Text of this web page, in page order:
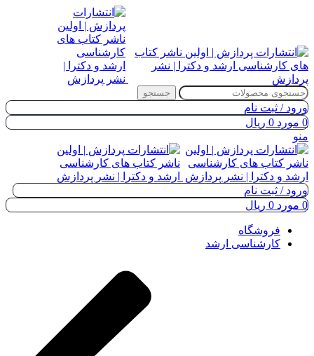
جستجو
ورود / ثبت نام
0 مورد 0 ریال
منو
ورود / ثبت نام
0 مورد 0 ریال
فروشگاه
کارشناسی ارشد